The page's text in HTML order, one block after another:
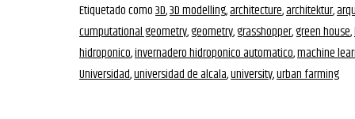
Etiquetado como3D,3D modelling,architecture,architektur,
cumputational geometry,geometry,grasshopper,green house,
hidroponico,invernadero hidroponico automatico,machine
Universidad,universidad de alcala,university,urban farming